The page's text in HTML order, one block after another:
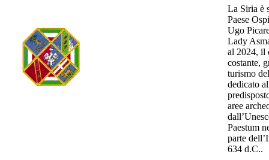
La Siria è
Paese
Ugo
Lady
al 2024, il
costante,
turismo
dedicato
aree
Paestum
parte
634 d.C..